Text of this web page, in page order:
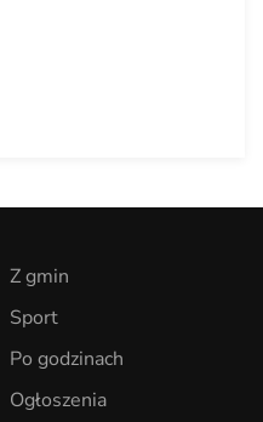
Z gmin
Sport
Po godzinach
Ogłoszenia